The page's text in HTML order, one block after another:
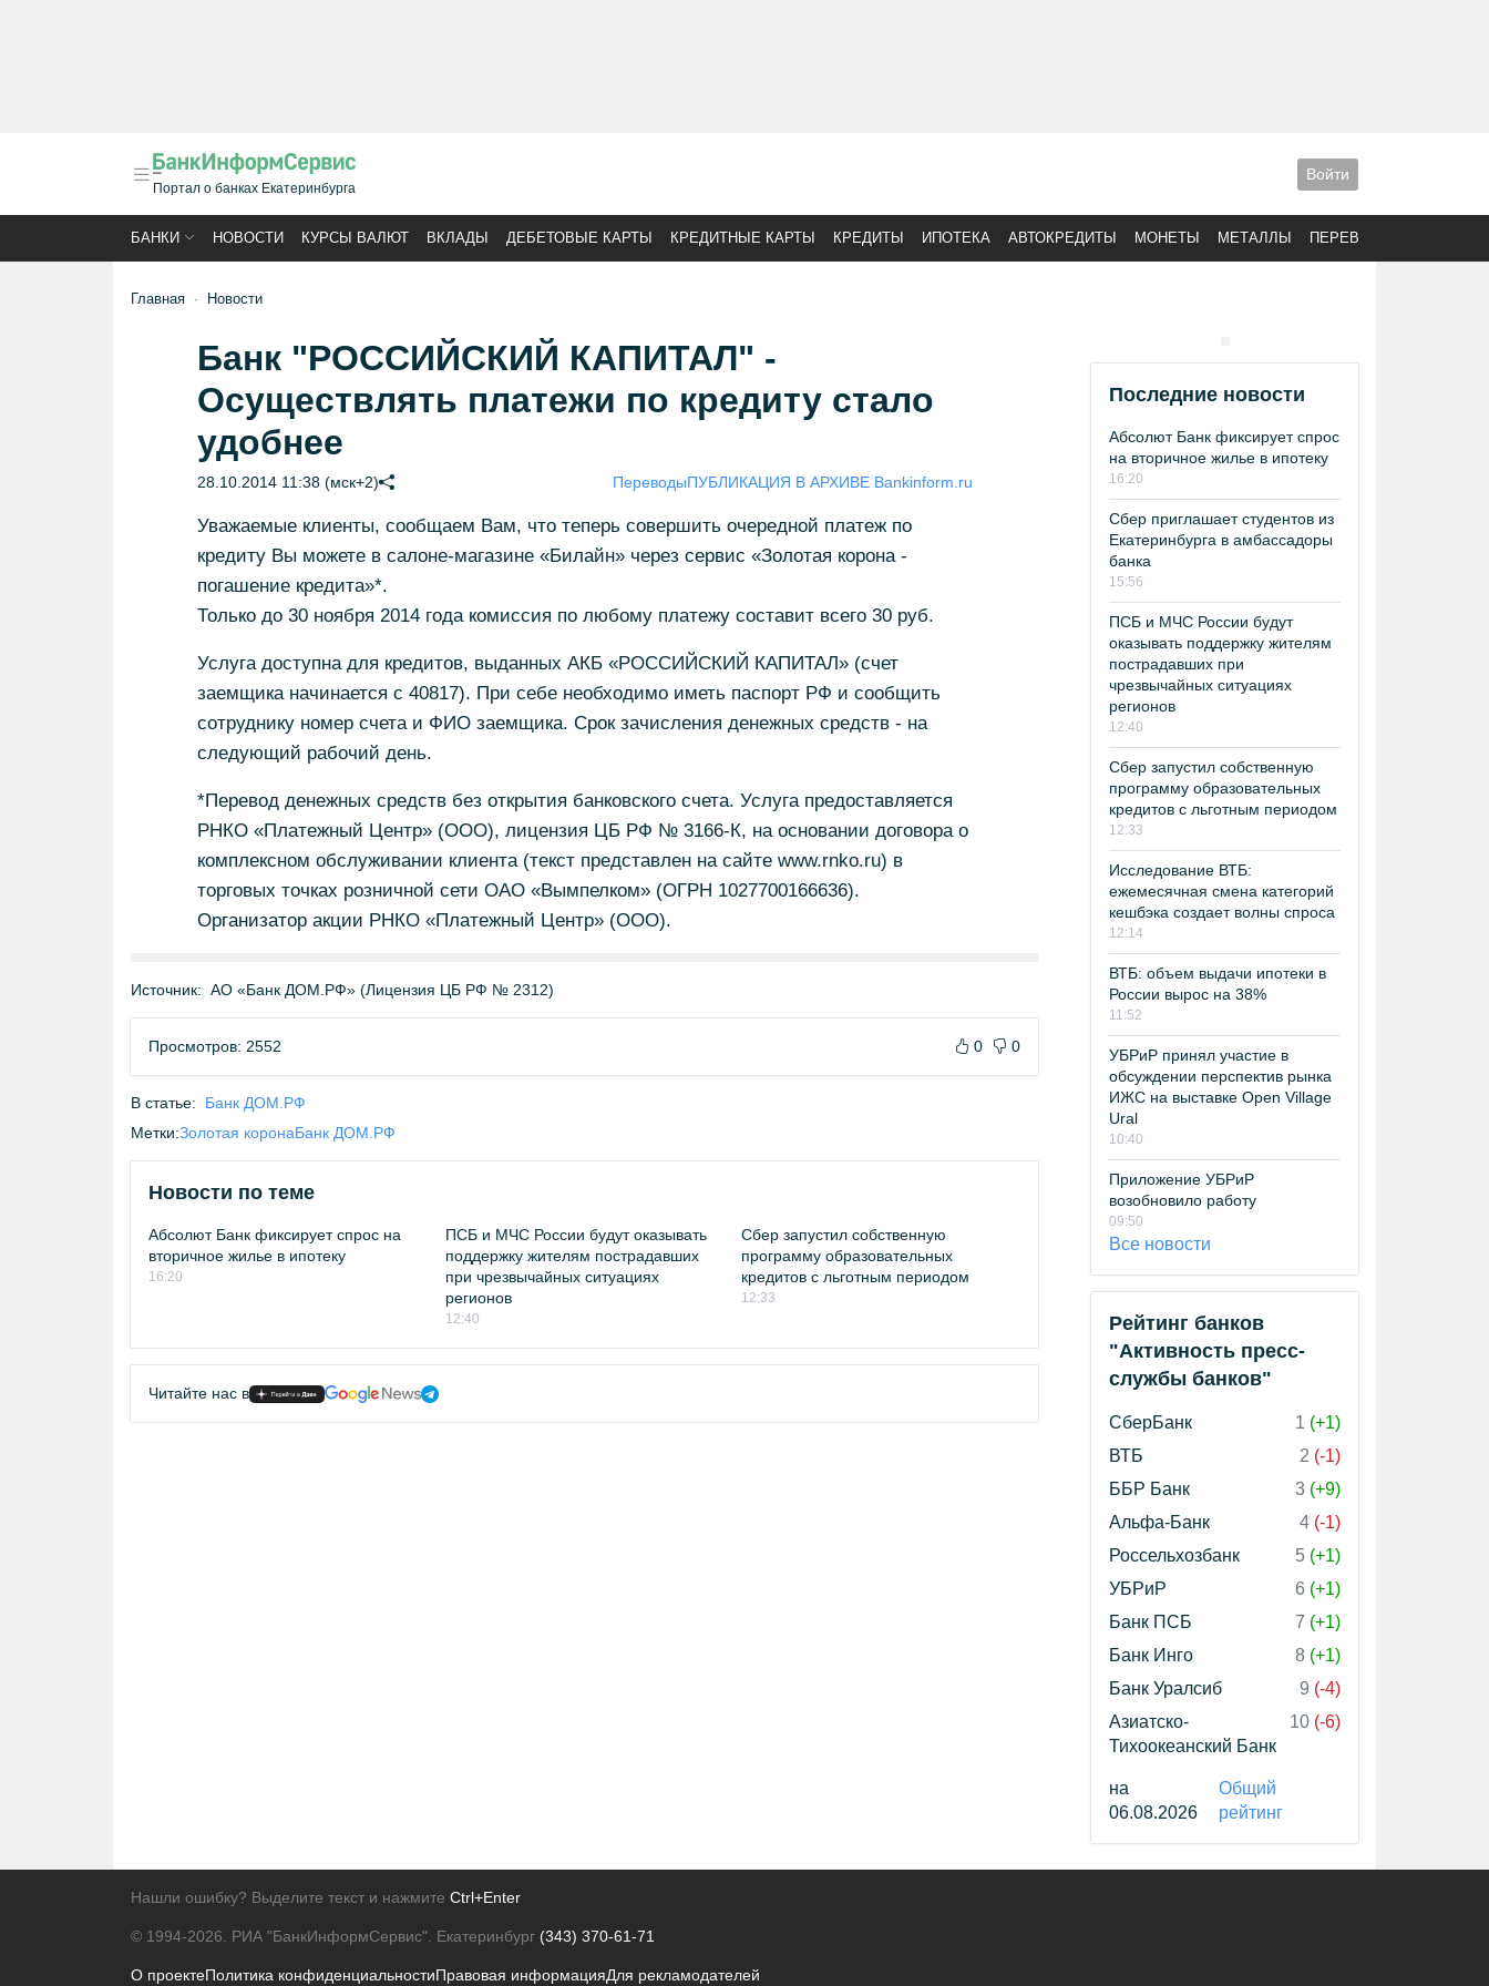
Портал о банках Екатеринбурга
Войти
БАНКИ НОВОСТИ КУРСЫ ВАЛЮТ ВКЛАДЫ ДЕБЕТОВЫЕ КАРТЫ КРЕДИТНЫЕ КАРТЫ КРЕДИТЫ ИПОТЕКА АВТОКРЕДИТЫ МОНЕТЫ МЕТАЛЛЫ ПЕРЕВОДЫ
Главная Новости
Банк "РОССИЙСКИЙ КАПИТАЛ" -
Осуществлять платежи по кредиту стало
удобнее
28.10.2014 11:38 (мск+2) ПереводыПУБЛИКАЦИЯ В АРХИВЕ Bankinform.ru
Уважаемые клиенты, сообщаем Вам, что теперь совершить очередной платеж по
кредиту Вы можете в салоне-магазине «Билайн» через сервис «Золотая корона -
погашение кредита»*.
Только до 30 ноября 2014 года комиссия по любому платежу составит всего 30 руб.
Услуга доступна для кредитов, выданных АКБ «РОССИЙСКИЙ КАПИТАЛ» (счет
заемщика начинается с 40817). При себе необходимо иметь паспорт РФ и сообщить
сотруднику номер счета и ФИО заемщика. Срок зачисления денежных средств - на
следующий рабочий день.
*Перевод денежных средств без открытия банковского счета. Услуга предоставляется
РНКО «Платежный Центр» (ООО), лицензия ЦБ РФ № 3166-К, на основании договора о
комплексном обслуживании клиента (текст представлен на сайте www.rnko.ru) в
торговых точках розничной сети ОАО «Вымпелком» (ОГРН 1027700166636).
Организатор акции РНКО «Платежный Центр» (ООО).
Источник: АО «Банк ДОМ.РФ» (Лицензия ЦБ РФ № 2312)
Просмотров: 2552 0 0
В статье:
Банк ДОМ.РФ
Метки:Золотая коронаБанк ДОМ.РФ
Новости по теме
Абсолют Банк фиксирует спрос на
вторичное жилье в ипотеку
16:20
ПСБ и МЧС России будут оказывать
поддержку жителям пострадавших
при чрезвычайных ситуациях
регионов
12:40
Сбер запустил собственную
программу образовательных
кредитов с льготным периодом
12:33
Читайте нас в
Последние новости
Абсолют Банк фиксирует спрос
на вторичное жилье в ипотеку
16:20
Сбер приглашает студентов из
Екатеринбурга в амбассадоры
банка
15:56
ПСБ и МЧС России будут
оказывать поддержку жителям
пострадавших при
чрезвычайных ситуациях
регионов
12:40
Сбер запустил собственную
программу образовательных
кредитов с льготным периодом
12:33
Исследование ВТБ:
ежемесячная смена категорий
кешбэка создает волны спроса
12:14
ВТБ: объем выдачи ипотеки в
России вырос на 38%
11:52
УБРиР принял участие в
обсуждении перспектив рынка
ИЖС на выставке Open Village
Ural
10:40
Приложение УБРиР
возобновило работу
09:50
Все новости
Рейтинг банков
"Активность пресс-
службы банков"
СберБанк 1 (+1)
ВТБ
2 (-1)
ББР Банк
3 (+9)
Альфа-Банк
4 (-1)
Россельхозбанк
5 (+1)
УБРиР
6 (+1)
Банк ПСБ
7 (+1)
Банк Инго
8 (+1)
Банк Уралсиб
9 (-4)
Азиатско-
Тихоокеанский Банк
10 (-6)
на
06.08.2026
Общий
рейтинг
Нашли ошибку? Выделите текст и нажмите Ctrl+Enter
© 1994-2026. РИА "БанкИнформСервис". Екатеринбург (343) 370-61-71
О проектеПолитика конфиденциальностиПравовая информацияДля рекламодателей